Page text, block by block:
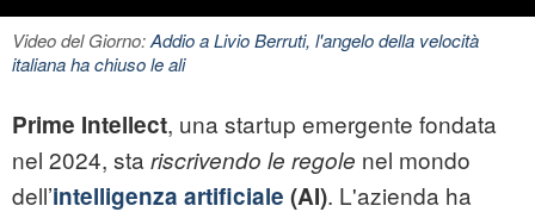
Video del Giorno:Addio a Livio Berruti, l'angelo della velocità
italiana ha chiuso le ali
Prime Intellect, una startup emergente fondata
nel 2024, sta riscrivendo le regole nel mondo
dell’intelligenza artificiale (AI). L'azienda ha